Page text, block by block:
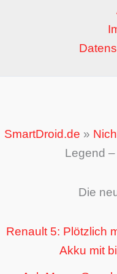
SmartDroid.de »
Legend
Die
Renault 5: Plötzlich
Akku mit